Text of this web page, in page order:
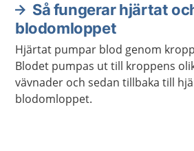
Så fungerar hjärtat
blodomloppet
Hjärtat pumpar blod genom
Blodet pumpas ut till kroppens
vävnader och sedan tillbaka till
blodomloppet.